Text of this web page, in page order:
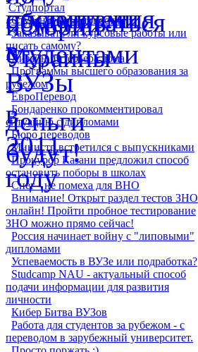
Студпортал
Студенческие новости
Заказывать ли курсовые работы или
писать самому?
Дизайн интерьера дома
Программы высшего образования за
рубежом
ЕвроПеревод
Бондаренко прокомментировал
ситуацию с дипломами
Бюро переводов
Министр встретился с выпускниками
Прокурор Казани предложил способ
остановить поборы в школах
Снег - не помеха для ВНО
Внимание! Открыт раздел тестов ЗНО
онлайн! Пройти пробное тестирование
ЗНО можно прямо сейчас!
Россия начинает войну с "липовыми"
дипломами
Успеваемость в ВУЗе или подработка?
Studcamp NAU - актуальный способ
подачи информации для развития
личности
Кибер Битва ВУЗов
Работа для студентов за рубежом - с
переводом в зарубежный университет.